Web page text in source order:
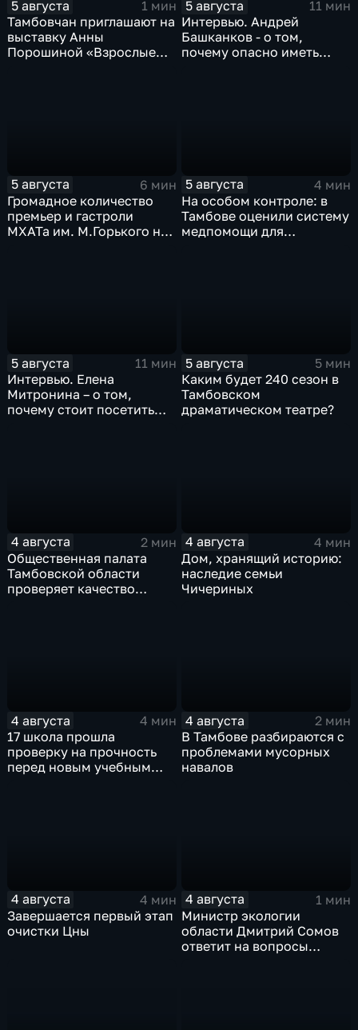
5 августа
1 мин
Тамбовчан приглашают на
выставку Анны
Порошиной «Взрослые
5 августа
11 мин
Интервью. Андрей
Башканков - о том,
почему опасно иметь
5 августа
6 мин
Громадное количество
премьер и гастроли
МХАТа им. М.Горького на
5 августа
4 мин
На особом контроле: в
Тамбове оценили систему
медпомощи для
5 августа
11 мин
Интервью. Елена
Митронина – о том,
почему стоит посетить
5 августа
5 мин
Каким будет 240 сезон в
Тамбовском
драматическом театре?
4 августа
2 мин
Общественная палата
Тамбовской области
проверяет качество
4 августа
4 мин
Дом, хранящий историю:
наследие семьи
Чичериных
4 августа
4 мин
17 школа прошла
проверку на прочность
перед новым учебным
4 августа
2 мин
В Тамбове разбираются с
проблемами мусорных
навалов
4 августа
4 мин
Завершается первый этап
очистки Цны
4 августа
1 мин
Министр экологии
области Дмитрий Сомов
ответит на вопросы